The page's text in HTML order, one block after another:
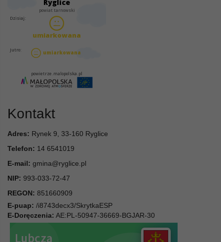
Kontakt
Adres: Rynek 9, 33-160 Ryglice
Telefon: 14 6541019
E-mail: gmina@ryglice.pl
NIP: 993-033-72-47
REGON: 851660909
E-puap: /i8743decx3/SkrytkaESP
E-Doręczenia: AE:PL-50947-36669-BGJAR-30